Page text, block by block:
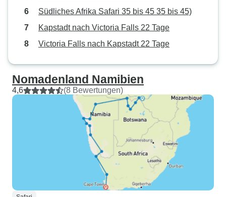
Südliches Afrika Safari 35 bis 45 35 bis 45)
Kapstadt nach Victoria Falls 22 Tage
Victoria Falls nach Kapstadt 22 Tage
Nomadenland Namibien
4,6 (8 Bewertungen)